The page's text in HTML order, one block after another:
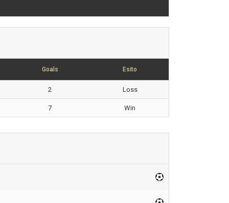
Goals Esito
2 Loss
7 Win